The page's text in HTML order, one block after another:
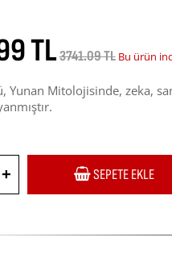
TL3741.09 TL Bu ürün
Yunan Mitolojisinde, zeka,
+ SEPETE EKLE